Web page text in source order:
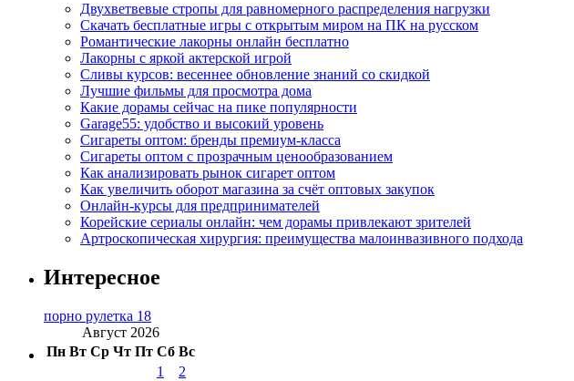
Двухветвевые стропы для равномерного распределения нагрузки
Скачать бесплатные игры с открытым миром на ПК на русском
Романтические лакорны онлайн бесплатно
Лакорны с яркой актерской игрой
Сливы курсов: весеннее обновление знаний со скидкой
Лучшие фильмы для просмотра дома
Какие дорамы сейчас на пике популярности
Garage55: удобство и высокий уровень
Сигареты оптом: бренды премиум-класса
Сигареты оптом с прозрачным ценообразованием
Как анализировать рынок сигарет оптом
Как увеличить оборот магазина за счёт оптовых закупок
Онлайн-курсы для предпринимателей
Корейские сериалы онлайн: чем дорамы привлекают зрителей
Артроскопическая хирургия: преимущества малоинвазивного подхода
Интересное
порно рулетка 18
Август 2026
Пн Вт Ср Чт Пт Сб Вс
1
2